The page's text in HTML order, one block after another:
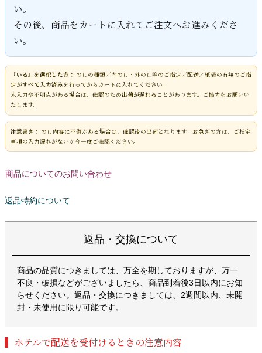
い。
その後、商品をカートに入れてご注文へお進みくださ
い。
『いる』を選択した方： のしの種類／内のし・外のし等のご指定／配送／紙袋の有無のご指
定がすべて入力済みを行ってからカートに入れてください。
未入力や不明点がある場合は、確認のため出荷が遅れる ことがあります。ご協力をお願いい
たします。
注意書き： のし内容に不備がある場合は、確認後の出荷となります。お急ぎの方は、ご指定
事項の入力漏れがないか今一度ご確認ください。
商品についてのお問い合わせ
返品特約について
返品・交換について
商品の品質につきましては、万全を期しておりますが、万一
不良・破損などがございましたら、商品到着後3日以内にお知
らせください。返品・交換につきましては、2週間以内、未開
封・未使用に限り可能です。
ホテルで配送を受付けるときの注意内容